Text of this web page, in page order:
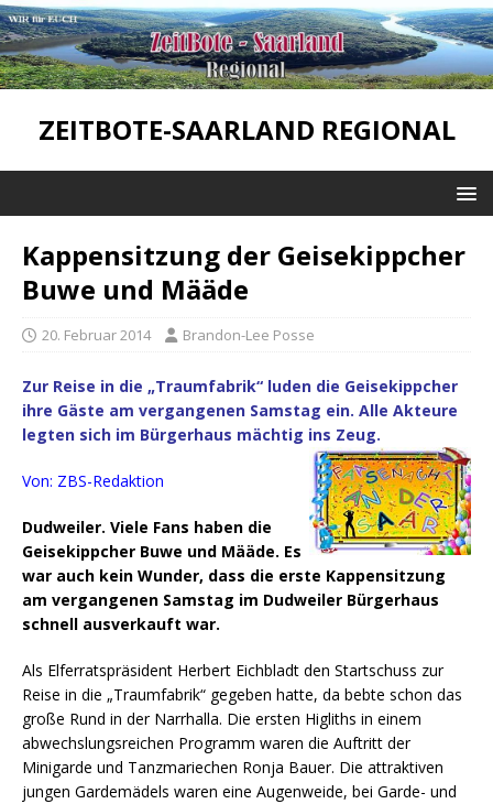
ZEITBOTE-SAARLAND REGIONAL
Kappensitzung der Geisekippcher
Buwe und Määde
20. Februar 2014 Brandon-Lee Posse
Zur Reise in die „Traumfabrik“ luden die Geisekippcher
ihre Gäste am vergangenen Samstag ein. Alle Akteure
legten sich im Bürgerhaus mächtig ins Zeug.
Von: ZBS-Redaktion
Dudweiler. Viele Fans haben die
Geisekippcher Buwe und Määde. Es
war auch kein Wunder, dass die erste Kappensitzung
am vergangenen Samstag im Dudweiler Bürgerhaus
schnell ausverkauft war.
Als Elferratspräsident Herbert Eichbladt den Startschuss zur
Reise in die „Traumfabrik“ gegeben hatte, da bebte schon das
große Rund in der Narrhalla. Die ersten Higliths in einem
abwechslungsreichen Programm waren die Auftritt der
Minigarde und Tanzmariechen Ronja Bauer. Die attraktiven
jungen Gardemädels waren eine Augenweide, bei Garde- und